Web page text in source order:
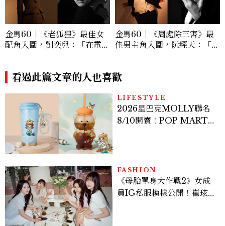
金馬60｜《老狐狸》最佳女
配角入圍，劉奕兒：「在電影
能性！」
金馬60｜《周處除三害》最
佳男主角入圍，阮經天：「演
看過此篇文章的人也喜歡
LIFESTYLE
2026星巴克MOLLY聯名
8/10開賣！POP MART 6
FASHION
《母胎單身大作戰2》女成
員IG私服模樣公開！崔玹諝